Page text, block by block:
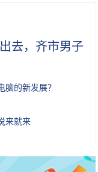
去，齐市男子
的新发展？
来就来